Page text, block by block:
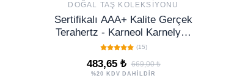
DOĞAL TAŞ KOLEKSIYONU
Sertifikalı AAA+ Kalite Gerçek
Terahertz - Karneol Karnelyan
Akik Taşı Bileklik
(15)
483,65 ₺ 669,00 ₺
%20 KDV DAHİLDİR